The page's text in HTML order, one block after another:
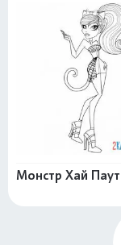
Монстр Хай